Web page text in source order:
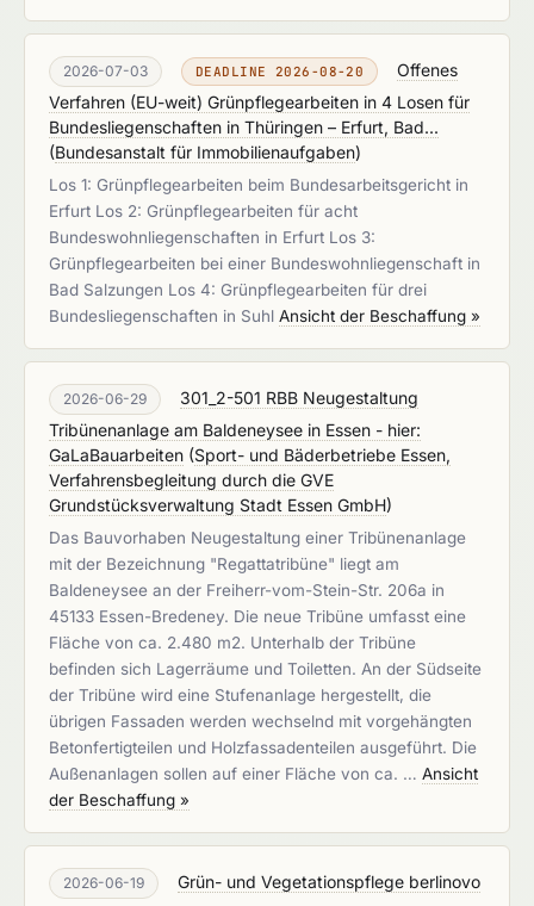
2026-07-03 DEADLINE 2026-08-20
Offenes
Verfahren (EU-weit) Grünpflegearbeiten in 4 Losen für
Bundesliegenschaften in Thüringen – Erfurt, Bad...
(Bundesanstalt für Immobilienaufgaben)
Los 1: Grünpflegearbeiten beim Bundesarbeitsgericht in
Erfurt Los 2: Grünpflegearbeiten für acht
Bundeswohnliegenschaften in Erfurt Los 3:
Grünpflegearbeiten bei einer Bundeswohnliegenschaft in
Bad Salzungen Los 4: Grünpflegearbeiten für drei
Bundesliegenschaften in Suhl Ansicht der Beschaffung »
2026-06-29
301_2-501 RBB Neugestaltung
Tribünenanlage am Baldeneysee in Essen - hier:
GaLaBauarbeiten (Sport- und Bäderbetriebe Essen,
Verfahrensbegleitung durch die GVE
Grundstücksverwaltung Stadt Essen GmbH)
Das Bauvorhaben Neugestaltung einer Tribünenanlage
mit der Bezeichnung "Regattatribüne" liegt am
Baldeneysee an der Freiherr-vom-Stein-Str. 206a in
45133 Essen-Bredeney. Die neue Tribüne umfasst eine
Fläche von ca. 2.480 m2. Unterhalb der Tribüne
befinden sich Lagerräume und Toiletten. An der Südseite
der Tribüne wird eine Stufenanlage hergestellt, die
übrigen Fassaden werden wechselnd mit vorgehängten
Betonfertigteilen und Holzfassadenteilen ausgeführt. Die
Außenanlagen sollen auf einer Fläche von ca. … Ansicht
der Beschaffung »
2026-06-19
Grün- und Vegetationspflege berlinovo